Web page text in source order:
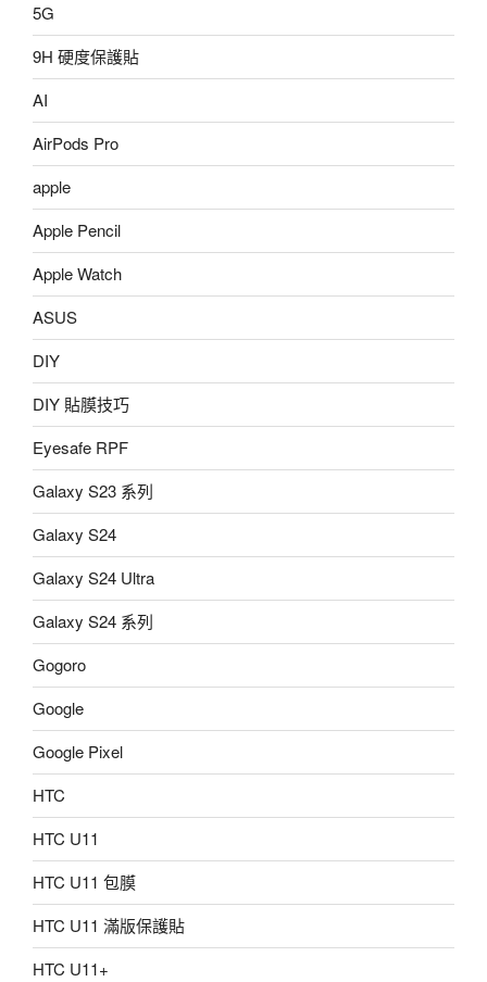
5G
9H 硬度保護貼
AI
AirPods Pro
apple
Apple Pencil
Apple Watch
ASUS
DIY
DIY 貼膜技巧
Eyesafe RPF
Galaxy S23 系列
Galaxy S24
Galaxy S24 Ultra
Galaxy S24 系列
Gogoro
Google
Google Pixel
HTC
HTC U11
HTC U11 包膜
HTC U11 滿版保護貼
HTC U11+